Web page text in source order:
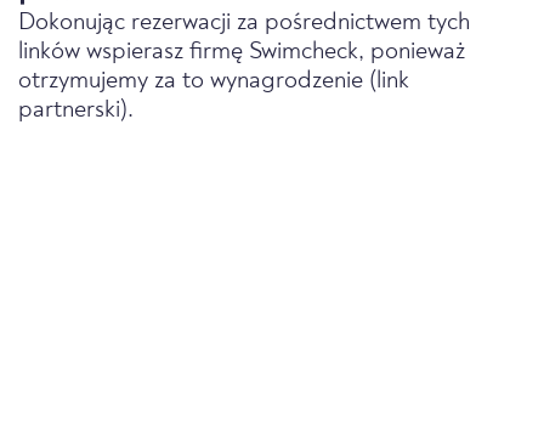
Dokonując rezerwacji za pośrednictwem tych
linków wspierasz firmę Swimcheck, ponieważ
otrzymujemy za to wynagrodzenie (link
partnerski).